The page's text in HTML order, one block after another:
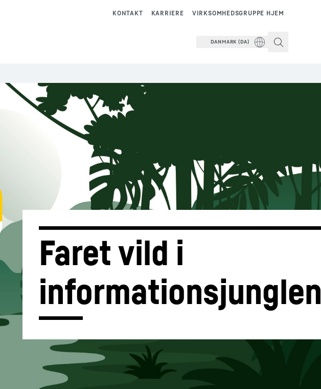
VIRKSOMHEDSGRUPPE HJEM
KARRIERE
KONTAKT
DANMARK (DA)
hos Liebherr
Faret vild i